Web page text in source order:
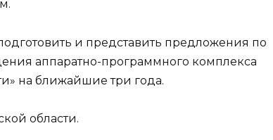
и представить предложения по
аппаратно-программного комплекса
на ближайшие три года.
области.